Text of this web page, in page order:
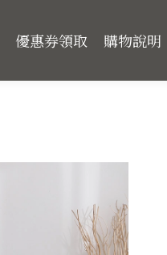
優惠券領取 購物說明